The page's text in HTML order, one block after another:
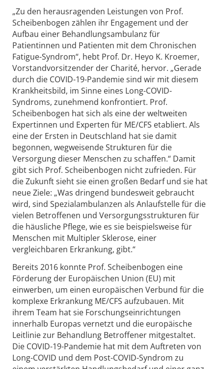
„Zu den herausragenden Leistungen von Prof.
Scheibenbogen zählen ihr Engagement und der
Aufbau einer Behandlungsambulanz für
Patientinnen und Patienten mit dem Chronischen
Fatigue-Syndrom“, hebt Prof. Dr. Heyo K. Kroemer,
Vorstandvorsitzender der Charité, hervor. „Gerade
durch die COVID-19-Pandemie sind wir mit diesem
Krankheitsbild, im Sinne eines Long-COVID-
Syndroms, zunehmend konfrontiert. Prof.
Scheibenbogen hat sich als eine der weltweiten
Expertinnen und Experten für ME/CFS etabliert. Als
eine der Ersten in Deutschland hat sie damit
begonnen, wegweisende Strukturen für die
Versorgung dieser Menschen zu schaffen.“ Damit
gibt sich Prof. Scheibenbogen nicht zufrieden. Für
die Zukunft sieht sie einen großen Bedarf und sie hat
neue Ziele: „Was dringend bundesweit gebraucht
wird, sind Spezialambulanzen als Anlaufstelle für die
vielen Betroffenen und Versorgungsstrukturen für
die häusliche Pflege, wie es sie beispielsweise für
Menschen mit Multipler Sklerose, einer
vergleichbaren Erkrankung, gibt.“
Bereits 2016 konnte Prof. Scheibenbogen eine
Förderung der Europäischen Union (EU) mit
einwerben, um einen europäischen Verbund für die
komplexe Erkrankung ME/CFS aufzubauen. Mit
ihrem Team hat sie Forschungseinrichtungen
innerhalb Europas vernetzt und die europäische
Leitlinie zur Behandlung Betroffener mitgestaltet.
Die COVID-19-Pandemie hat mit dem Auftreten von
Long-COVID und dem Post-COVID-Syndrom zu